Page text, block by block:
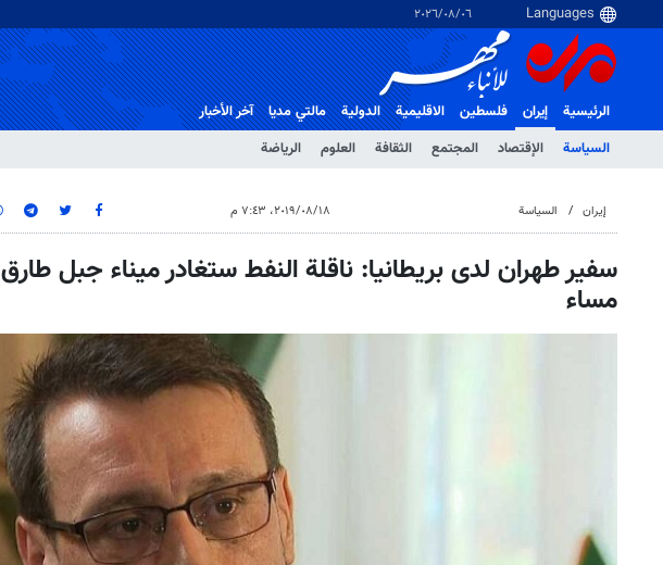
٠٦‏/٠٨‏/٢٠٢٦
الرئيسية
إيران
السياسة
الإقتصاد المجتمع الثقافة العلوم الرياضة
فلسطین الاقلیمیة الدولية مالتي مدیا آخر الأخبار
إيران السياسة ١٨‏/٠٨‏/٢٠١٩، ٧:٤٣ م
سفير طهران لدى بريطانيا: ناقلة النفط ستغادر ميناء جبل طارق
مساء